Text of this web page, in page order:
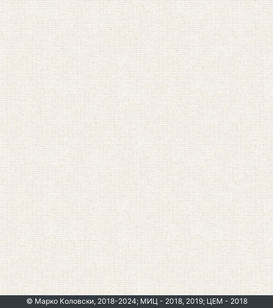
© Марко Коловски, 2018-2024; МИЦ - 2018, 2019; ЦЕМ - 2018